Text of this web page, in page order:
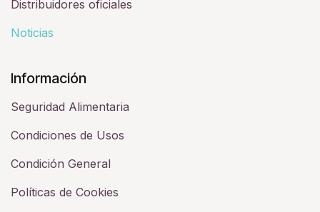
Distribuidores oficiales
Noticias
Información
Seguridad Alimentaria
Condiciones de Usos
Condición General
Políticas de Cookies